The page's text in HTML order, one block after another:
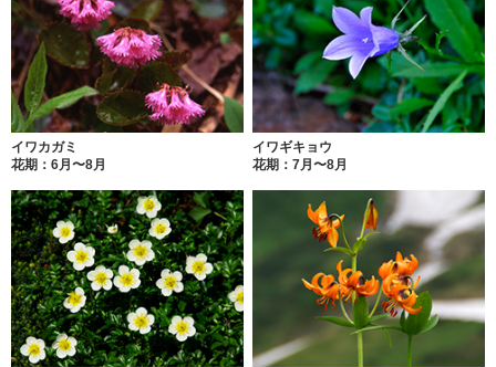
イワカガミ
花期：6月〜8月
イワギキョウ
花期：7月〜8月